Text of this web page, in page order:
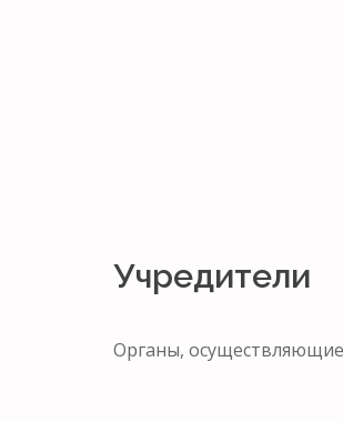
Учредители
Органы,